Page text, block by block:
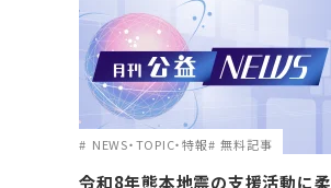
NEWS・TOPIC・特報 無料記事
令和8年熊本地震の支援活動に柔